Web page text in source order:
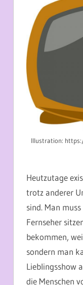
Illustration:
Heutzutage
trotz anderer
sind. Man
Fernseher
bekommen,
sondern man
Lieblingsshow
die Menschen